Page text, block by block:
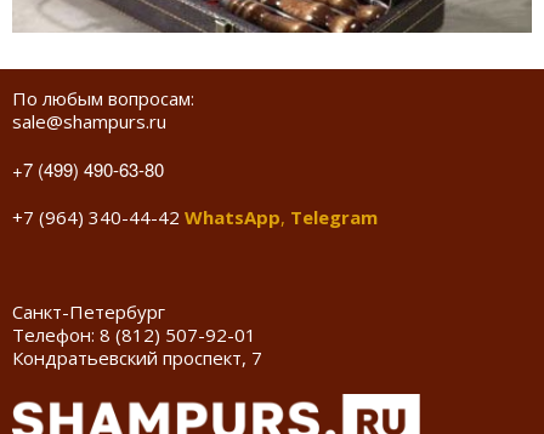
По любым вопросам:
sale@shampurs.ru
+7 (499) 490-63-80
+7 (964) 340-44-42 WhatsApp, Telegram
Санкт-Петербург
Телефон: 8 (812) 507-92-01
Кондратьевский проспект, 7